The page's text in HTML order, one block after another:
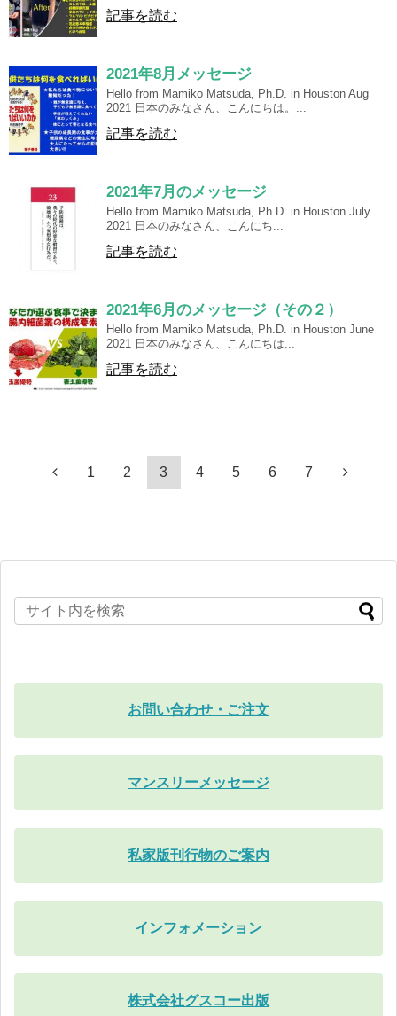
記事を読む
2021年8月メッセージ
Hello from Mamiko Matsuda, Ph.D. in Houston Aug
2021 日本のみなさん、こんにちは。...
記事を読む
2021年7月のメッセージ
Hello from Mamiko Matsuda, Ph.D. in Houston July
2021 日本のみなさん、こんにち...
記事を読む
2021年6月のメッセージ（その２）
Hello from Mamiko Matsuda, Ph.D. in Houston June
2021 日本のみなさん、こんにちは...
記事を読む
1 2 3 4 5 6 7
お問い合わせ・ご注文
マンスリーメッセージ
私家版刊行物のご案内
インフォメーション
株式会社グスコー出版